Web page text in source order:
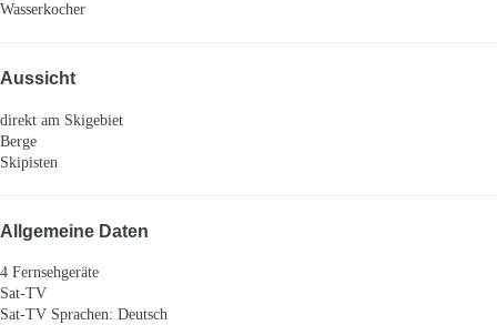
Wasserkocher
Aussicht
direkt am Skigebiet
Berge
Skipisten
Allgemeine Daten
4 Fernsehgeräte
Sat-TV
Sat-TV Sprachen: Deutsch